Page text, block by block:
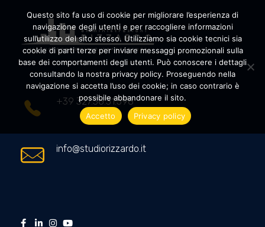
Amministrazioni Rizzardo
+39 327.36.31.598
info@studiorizzardo.it
Questo sito fa uso di cookie per migliorare l’esperienza di
navigazione degli utenti e per raccogliere informazioni
sull’utilizzo del sito stesso. Utilizziamo sia cookie tecnici sia
cookie di parti terze per inviare messaggi promozionali sulla
base dei comportamenti degli utenti. Può conoscere i dettagli
consultando la nostra privacy policy. Proseguendo nella
navigazione si accetta l’uso dei cookie; in caso contrario è
possibile abbandonare il sito.
Accetto
Privacy policy